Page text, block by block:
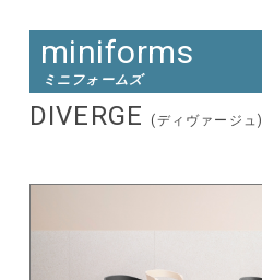
miniforms
ミニフォームズ
DIVERGE (ディヴァージュ)